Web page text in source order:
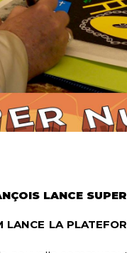
LANCE
LANCE LA